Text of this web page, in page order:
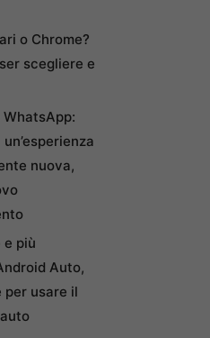
o Chrome?
scegliere e
nuova,
e più
Auto,
per usare il